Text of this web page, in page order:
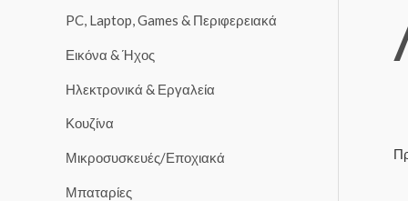
PC, Laptop, Games & Περιφερειακά
Εικόνα & Ήχος
Ηλεκτρονικά & Εργαλεία
Κουζίνα
Μικροσυσκευές/Εποχιακά
Μπαταρίες